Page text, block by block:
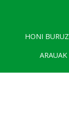
HONI BURUZ
ARAUAK